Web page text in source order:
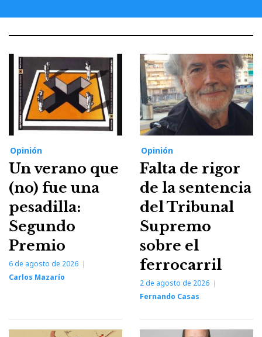
Opinión
Un verano que
(no) fue una
pesadilla:
Segundo
Premio
6 de agosto de 2026
Carlos Mazarío
Opinión
Falta de rigor
de la sentencia
del Tribunal
Supremo
sobre el
ferrocarril
2 de agosto de 2026
Fernando Casas